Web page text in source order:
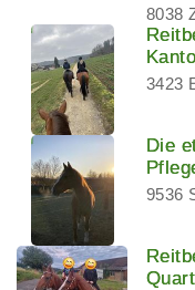
8038
3423
Die
9536